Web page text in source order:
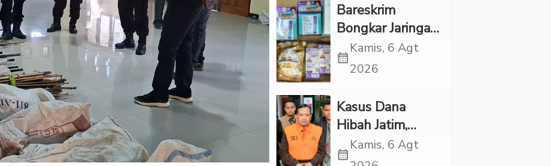
Bareskrim
Bongkar Jaringan
Etomidate dari
Thailand, 4
calendar_month
Kamis, 6 Agt
2026
Kasus Dana
Hibah Jatim,
Siliwangi: Partai
Punya Tanggung
calendar_month
Kamis, 6 Agt